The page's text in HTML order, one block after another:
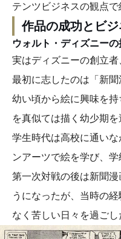
テンツビジネスの観点で
作品の成功とビ
ウォルト・ディズニーの
実はディズニーの創立
最初に志したのは「新聞
幼い頃から絵に興味を
を真似ては描く幼少期を
学生時代は高校に通い
ンアーツで絵を学び、学
第一次対戦の後は新聞
うになったが、当時の
なく苦しい日々を過ごし